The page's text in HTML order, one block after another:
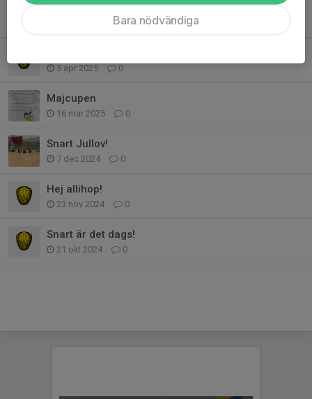
Påskledigt🐣
0
5 apr 2025 0
Majcupen
16 mar 2025 0
Snart Jullov!
7 dec 2024 0
Hej allihop!
23 nov 2024 0
Snart är det dags!
21 okt 2024 0
Bara nödvändiga